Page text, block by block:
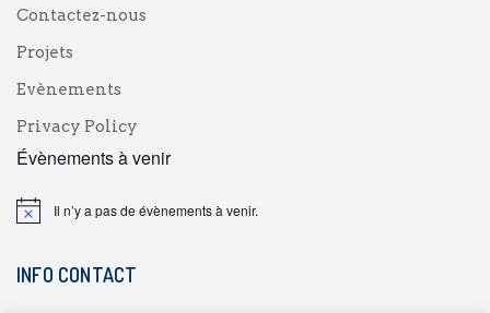
Contactez-nous
Projets
Evènements
Privacy Policy
Évènements à venir
Il n’y a pas de évènements à venir.
INFO CONTACT